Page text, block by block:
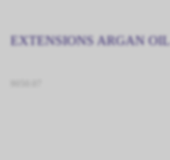
EXTENSIONS ARGAN